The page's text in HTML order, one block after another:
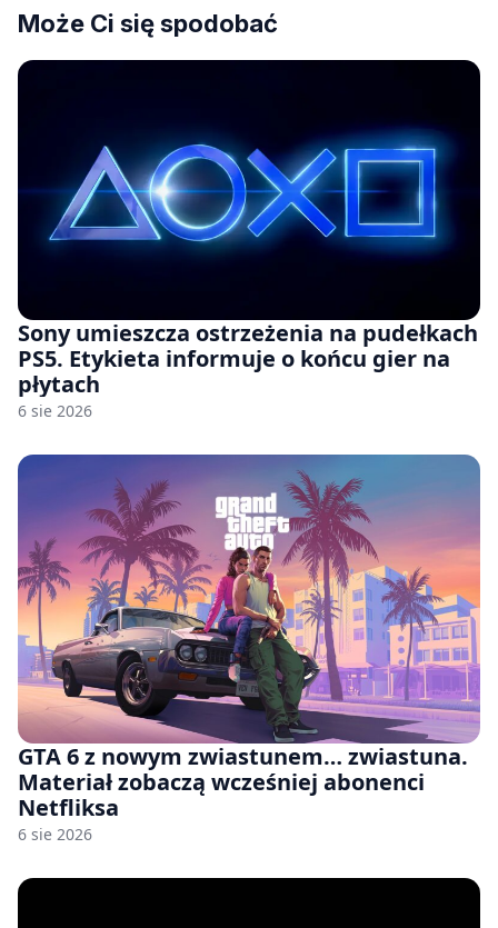
Może Ci się spodobać
Sony umieszcza ostrzeżenia na pudełkach
PS5. Etykieta informuje o końcu gier na
płytach
6 sie 2026
GTA 6 z nowym zwiastunem… zwiastuna.
Materiał zobaczą wcześniej abonenci
Netfliksa
6 sie 2026